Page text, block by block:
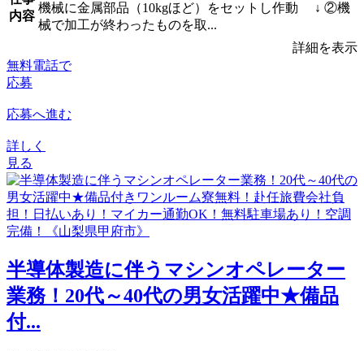
内容
機械に金属部品（10kgほど）をセットし作動 ↓ ②機
械で加工が終わったものを取...
詳細を表示
無料電話で
応募
応募へ進む
詳しく
見る
半導体製造に伴うマシンオペレーター
業務！20代～40代の男女活躍中★備品
付...